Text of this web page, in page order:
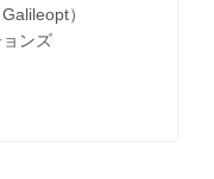
）
ンズ